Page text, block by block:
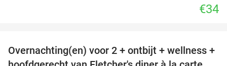
€34
21%
Overnachting(en) voor 2 + ontbijt + wellness +